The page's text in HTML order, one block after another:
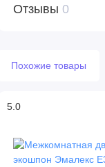
Отзывы 0
Похожие товары
5.0